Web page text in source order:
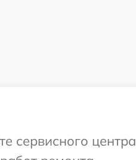
сервисного центра